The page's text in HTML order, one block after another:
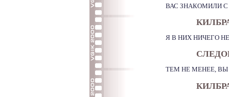
ВАС ЗНАКОМИЛИ
Я В НИХ НИЧЕГО
ТЕМ НЕ МЕНЕЕ, ВЫ